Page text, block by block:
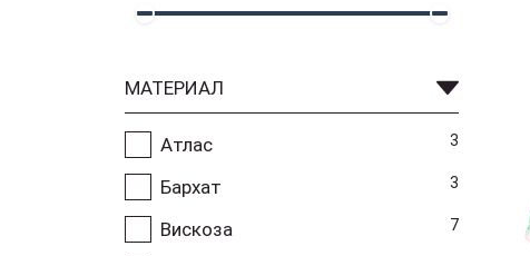
МАТЕРИАЛ
Атлас 3
Бархат 3
Вискоза 7